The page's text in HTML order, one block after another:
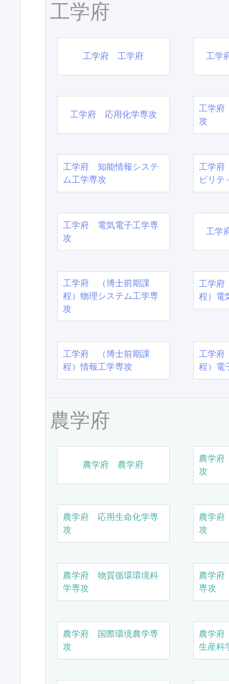
工学府
工学府 工学府 工学
工学府 応用化学専攻
工学府
攻
工学府 知能情報システ
ム工学専攻
工学府
ビリテ
工学府 電気電子工学専
攻
工学
工学府 （博士前期課
程）物理システム工学専
攻
工学
程）電
工学府 （博士前期課
程）情報工学専攻
工学
程）電
農学府
農学府 農学府
農学
攻
農学府 応用生命化学専
攻
農学
攻
農学府 物質循環環境科
学専攻
農学
専攻
農学府 国際環境農学専
攻
農学
生産科